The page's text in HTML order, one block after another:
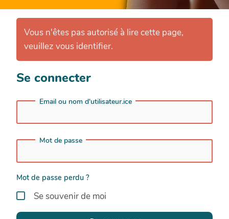
Vous n'êtes pas autorisé à lire cette page,
veuillez vous identifier.
Se connecter
Email ou nom d'utilisateur.ice
Mot de passe
Mot de passe perdu ?
Se souvenir de moi